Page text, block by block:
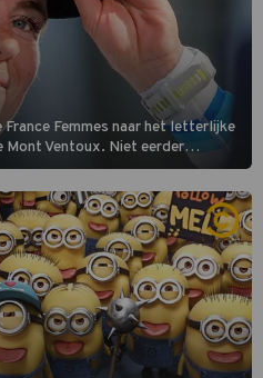
France Femmes naar het letterlijke
Mont Ventoux. Niet eerder
op deze kale col uit de
de slotklim is vlak.